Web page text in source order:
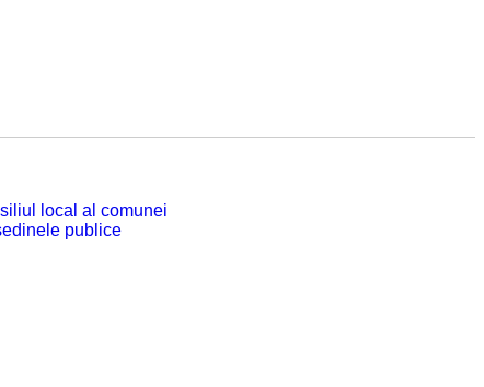
local al comunei
publice